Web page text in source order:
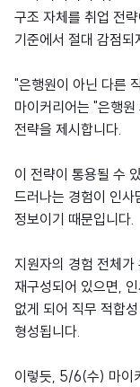
구조 자체를 취업 전
기준에서 절대 감점
"은행원이 아닌 다른
마이커리어는 "은행
전략을 제시합니다.
이 전략이 통용될 수
드러나는 경험이 인
정보이기 때문입니다.
지원자의 경험 전체
재구성되어 있으면,
없게 되어 직무 적합
형성됩니다.
이렇듯, 5/6(수) 마이